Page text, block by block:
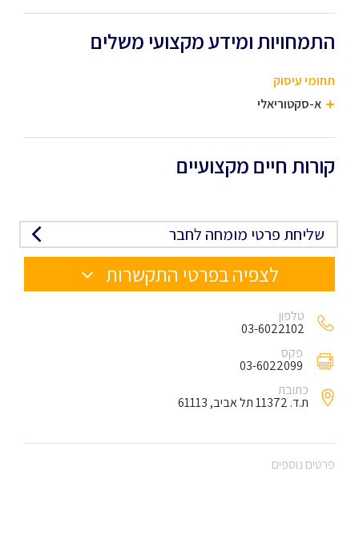
התמחויות ומידע מקצועי משלים
תחומי עיסוק
א-סקטוריאלי
קורות חיים מקצועיים
שליחת פרטי מומחה לחבר
לצפיה בפרטי התקשרות
טלפון
03-6022102
פקס
03-6022099
כתובת
ת.ד. 11372 תל אביב, 61113
פרטים נוספים